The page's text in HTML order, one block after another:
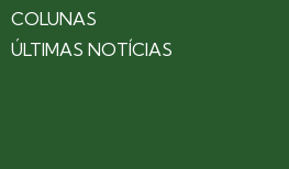
COLUNAS
ÚLTIMAS NOTÍCIAS